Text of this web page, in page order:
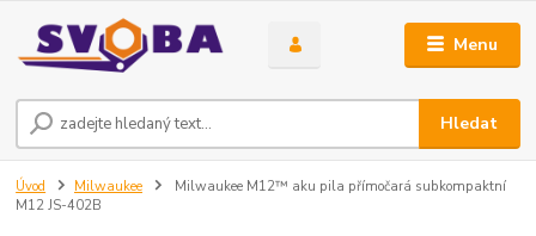
Menu
Hledat
Úvod Milwaukee
Milwaukee M12™ aku pila přímočará subkompaktní
M12 JS-402B